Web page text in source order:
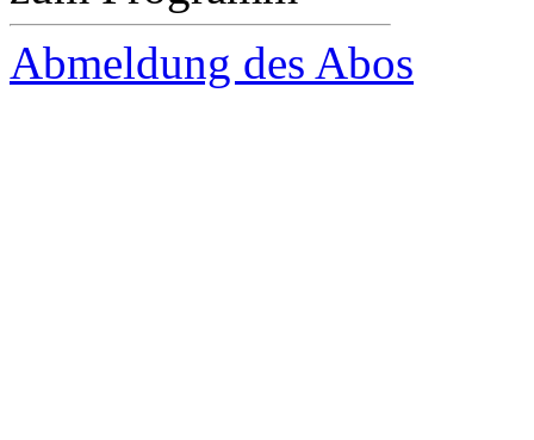
Abmeldung des Abos